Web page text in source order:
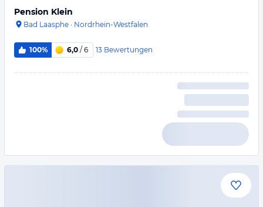
Pension Klein
Bad Laasphe · Nordrhein-Westfalen
100% 6,0 / 6 13 Bewertungen